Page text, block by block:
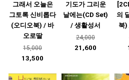
그래서 오늘은
그토록 신비롭다
(오디오북) / 바
오로딸
15,000
13,500
기도가 그리운
날에는(CD Set)
/ 생활성서
24,000
21,600
의
북)